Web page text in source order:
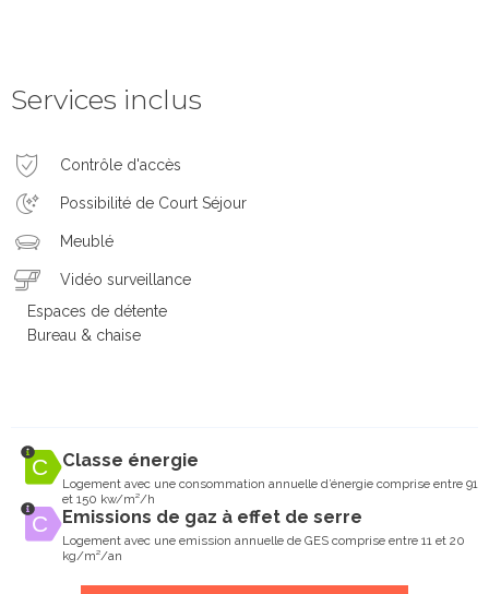
Services inclus
Contrôle d'accès
Possibilité de Court Séjour
Meublé
Vidéo surveillance
Espaces de détente
Bureau & chaise
Classe énergie
Logement avec une consommation annuelle d’énergie comprise entre 91
et 150 kw/m²/h
Emissions de gaz à effet de serre
Logement avec une emission annuelle de GES comprise entre 11 et 20
kg/m²/an